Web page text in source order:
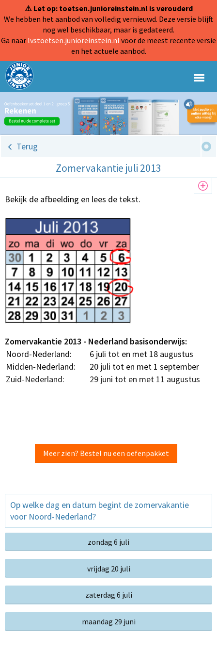
⚠️ Let op: toetsen.junioreinstein.nl is verouderd
We hebben het aanbod van volledig vernieuwd. Deze versie blijft
nog wel beschikbaar, maar is gedateerd.
Ga naar lvstoetsen.junioreinstein.nl voor de meest recente versie
en het actuele aanbod.
Terug
Zomervakantie juli 2013
Bekijk de afbeelding en lees de tekst.
Zomervakantie 2013 - Nederland basisonderwijs:
Noord-Nederland:
6 juli tot en met 18 augustus
Midden-Nederland:
20 juli tot en met 1 september
Zuid-Nederland:
29 juni tot en met 11 augustus
Meer zien? Bestel nu een oefenpakket
Op welke dag en datum begint de zomervakantie
voor Noord-Nederland?
zondag 6 juli
vrijdag 20 juli
zaterdag 6 juli
maandag 29 juni